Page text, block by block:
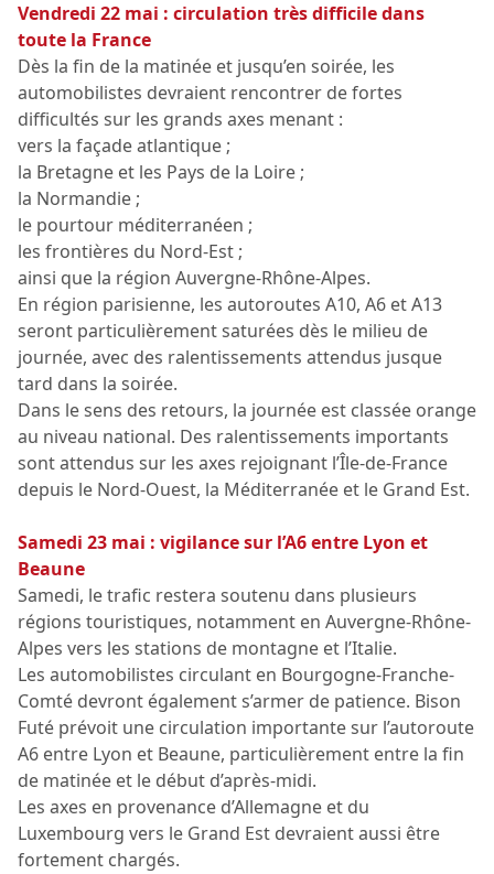
Vendredi 22 mai : circulation très difficile dans
toute la France
Dès la fin de la matinée et jusqu’en soirée, les
automobilistes devraient rencontrer de fortes
difficultés sur les grands axes menant :
vers la façade atlantique ;
la Bretagne et les Pays de la Loire ;
la Normandie ;
le pourtour méditerranéen ;
les frontières du Nord-Est ;
ainsi que la région Auvergne-Rhône-Alpes.
En région parisienne, les autoroutes A10, A6 et A13
seront particulièrement saturées dès le milieu de
journée, avec des ralentissements attendus jusque
tard dans la soirée.
Dans le sens des retours, la journée est classée orange
au niveau national. Des ralentissements importants
sont attendus sur les axes rejoignant l’Île-de-France
depuis le Nord-Ouest, la Méditerranée et le Grand Est.
Samedi 23 mai : vigilance sur l’A6 entre Lyon et
Beaune
Samedi, le trafic restera soutenu dans plusieurs
régions touristiques, notamment en Auvergne-Rhône-
Alpes vers les stations de montagne et l’Italie.
Les automobilistes circulant en Bourgogne-Franche-
Comté devront également s’armer de patience. Bison
Futé prévoit une circulation importante sur l’autoroute
A6 entre Lyon et Beaune, particulièrement entre la fin
de matinée et le début d’après-midi.
Les axes en provenance d’Allemagne et du
Luxembourg vers le Grand Est devraient aussi être
fortement chargés.